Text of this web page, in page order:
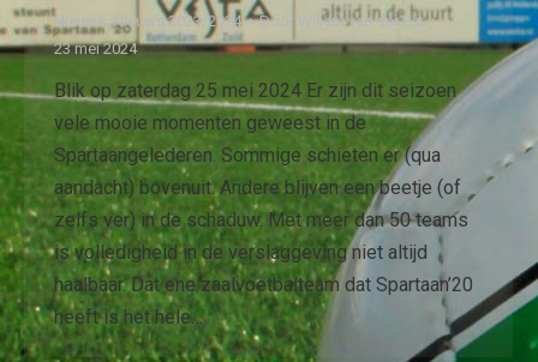
Nieuws Nieuws 2023/2024 Door
Willem van der Est
23 mei 2024
Blik op zaterdag 25 mei 2024 Er zijn dit seizoen
vele mooie momenten geweest in de
Spartaangelederen. Sommige schieten er (qua
aandacht) bovenuit. Andere blijven een beetje (of
zelfs ver) in de schaduw. Met meer dan 50 teams
is volledigheid in de verslaggeving niet altijd
haalbaar. Dat ene zaalvoetbalteam dat Spartaan’20
heeft is het hele…